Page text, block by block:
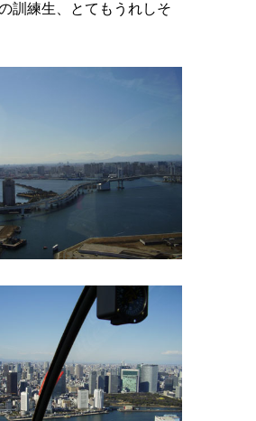
訓練生、とてもうれしそ